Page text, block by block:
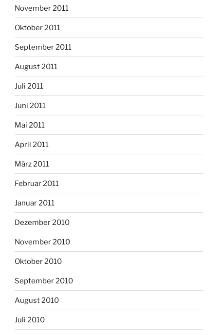
November 2011
Oktober 2011
September 2011
August 2011
Juli 2011
Juni 2011
Mai 2011
April 2011
März 2011
Februar 2011
Januar 2011
Dezember 2010
November 2010
Oktober 2010
September 2010
August 2010
Juli 2010